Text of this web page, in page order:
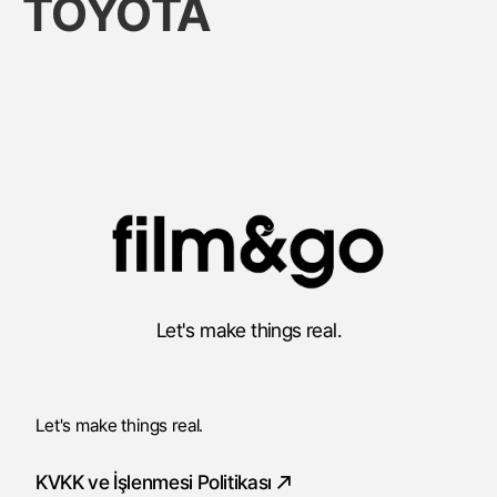
TOYOTA
Let's make things real.
Let's make things real.
KVKK ve İşlenmesi Politikası